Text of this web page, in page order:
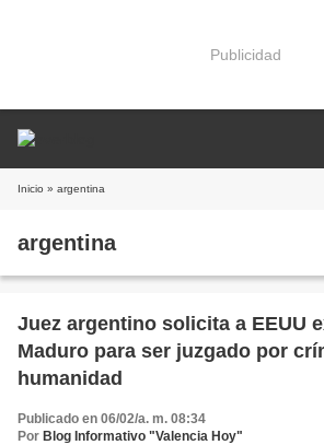
Publicidad
Inicio » argentina
argentina
Juez argentino solicita a EEUU
Maduro para ser juzgado por
humanidad
Publicado en 06/02/a. m. 08:34
Por Blog Informativo "Valencia Hoy"